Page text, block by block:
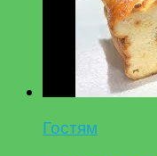
Гостям